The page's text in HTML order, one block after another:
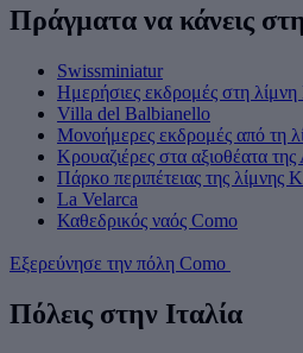
Πράγματα να κάνεις
Swissminiatur
Ημερήσιες εκδρομές στη
Villa del Balbianello
Μονοήμερες εκδρομές από τη
Κρουαζιέρες στα αξιοθέατα
Πάρκο περιπέτειας της λίμνης
La Velarca
Καθεδρικός ναός Como
Εξερεύνησε την πόλη Como
Πόλεις στην Ιταλία